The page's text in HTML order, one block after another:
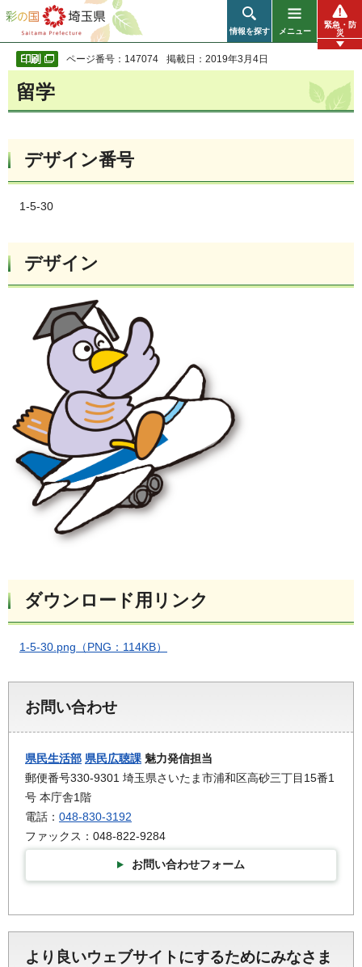
彩の国 埼玉県
情報を探す メニュー
緊急・防
災
ページ番号：147074 掲載日：2019年3月4日
留学
デザイン番号
1-5-30
デザイン
ダウンロード用リンク
1-5-30.png（PNG：114KB）
お問い合わせ
県民生活部 県民広聴課 魅力発信担当
郵便番号330-9301 埼玉県さいたま市浦和区高砂三丁目15番1
号 本庁舎1階
電話： 048-830-3192
ファックス：048-822-9284
お問い合わせフォーム
より良いウェブサイトにするためにみなさま